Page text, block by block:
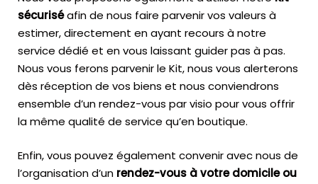
sécuriséafin de nous faire parvenir vos valeurs à
estimer, directement en ayant recours à notre
service dédié et en vous laissant guider pas à pas.
Nous vous ferons parvenir le Kit, nous vous alerterons
dès réception de vos biens et nous conviendrons
ensemble d’un rendez-vous par visio pour vous offrir
la même qualité de service qu’en boutique.
Enfin, vous pouvez également convenir avec nous de
l’organisation d’un rendez-vous à votre domicile ou